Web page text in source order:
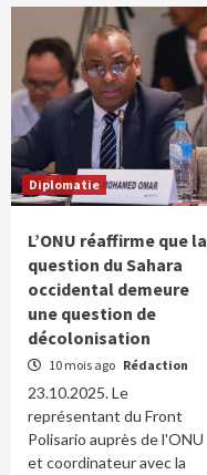
Diplomatie
L’ONU réaffirme que la
question du Sahara
occidental demeure
une question de
décolonisation
10 mois ago Rédaction
23.10.2025. Le
représentant du Front
Polisario auprès de l'ONU
et coordinateur avec la